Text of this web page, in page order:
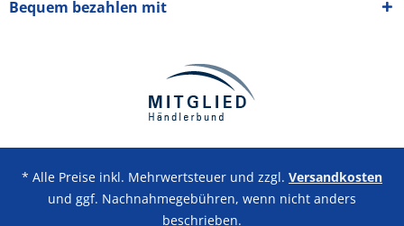
Bequem bezahlen mit
* Alle Preise inkl. Mehrwertsteuer und zzgl. Versandkosten
und ggf. Nachnahmegebühren, wenn nicht anders
beschrieben.